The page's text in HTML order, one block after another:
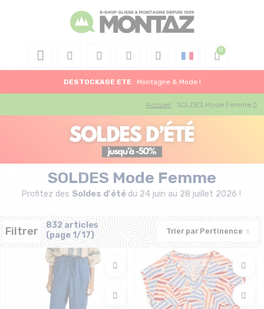
DESTOCKAGE ETE : Montagne & Mode !
Accueil SOLDES Mode Femme
SOLDES Mode Femme
Profitez des Soldes d'été du 24 juin au 28 juillet 2026 !
Filtrer
832 articles
(page 1/17)
Trier par Pertinence